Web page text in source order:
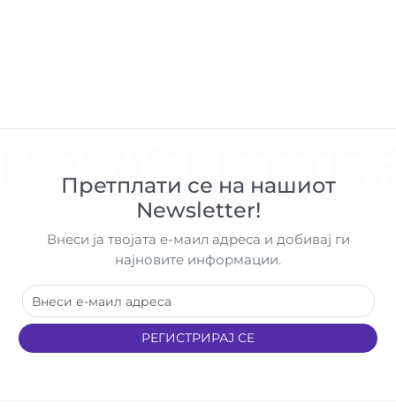
Претплати се на нашиот
Newsletter!
Внеси ја твојата е-маил адреса и добивај ги
најновите информации.
РЕГИСТРИРАЈ СЕ